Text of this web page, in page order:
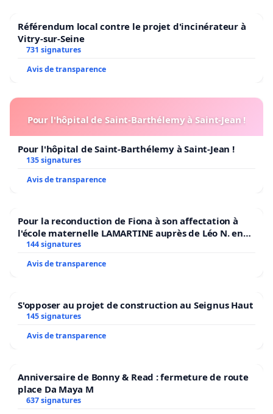
Référendum local contre le projet d'incinérateur à
Vitry-sur-Seine
731 signatures
Avis de transparence
Pour l'hôpital de Saint-Barthélemy à Saint-Jean !
Pour l'hôpital de Saint-Barthélemy à Saint-Jean !
135 signatures
Avis de transparence
Pour la reconduction de Fiona à son affectation à
l'école maternelle LAMARTINE auprès de Léo N. en
2026/2027
144 signatures
Avis de transparence
S'opposer au projet de construction au Seignus Haut
145 signatures
Avis de transparence
Anniversaire de Bonny & Read : fermeture de route
place Da Maya M
637 signatures